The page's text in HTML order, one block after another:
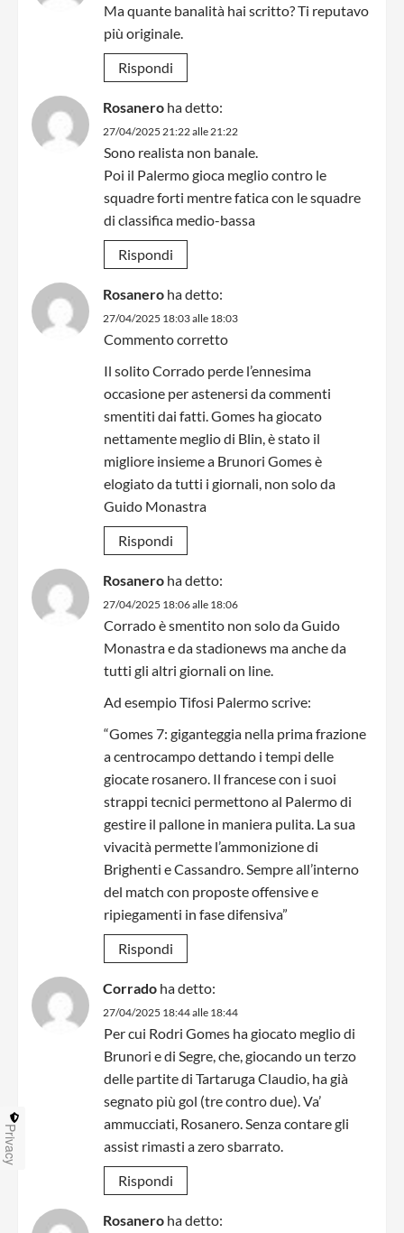
Ma quante banalità hai scritto? Ti reputavo
più originale.
Rispondi
Rosanero ha detto:
27/04/2025 21:22 alle 21:22
Sono realista non banale.
Poi il Palermo gioca meglio contro le
squadre forti mentre fatica con le squadre
di classifica medio-bassa
Rispondi
Rosanero ha detto:
27/04/2025 18:03 alle 18:03
Commento corretto
Il solito Corrado perde l’ennesima
occasione per astenersi da commenti
smentiti dai fatti. Gomes ha giocato
nettamente meglio di Blin, è stato il
migliore insieme a Brunori Gomes è
elogiato da tutti i giornali, non solo da
Guido Monastra
Rispondi
Rosanero ha detto:
27/04/2025 18:06 alle 18:06
Corrado è smentito non solo da Guido
Monastra e da stadionews ma anche da
tutti gli altri giornali on line.
Ad esempio Tifosi Palermo scrive:
“Gomes 7: giganteggia nella prima frazione
a centrocampo dettando i tempi delle
giocate rosanero. Il francese con i suoi
strappi tecnici permettono al Palermo di
gestire il pallone in maniera pulita. La sua
vivacità permette l’ammonizione di
Brighenti e Cassandro. Sempre all’interno
del match con proposte offensive e
ripiegamenti in fase difensiva”
Rispondi
Corrado ha detto:
27/04/2025 18:44 alle 18:44
Per cui Rodri Gomes ha giocato meglio di
Brunori e di Segre, che, giocando un terzo
delle partite di Tartaruga Claudio, ha già
segnato più gol (tre contro due). Va’
ammucciati, Rosanero. Senza contare gli
assist rimasti a zero sbarrato.
Rispondi
Rosanero ha detto:
Privacy